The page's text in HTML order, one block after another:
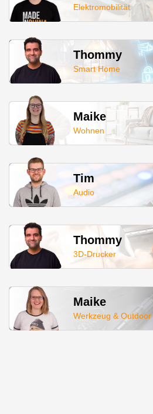
Elektromobilität
Thommy
Smart Home
Maike
Wohnen
Tim
Audio
Thommy
3D-Drucker
Maike
Werkzeug & Outdoor